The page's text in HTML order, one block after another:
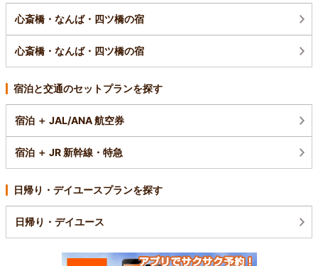
心斎橋・なんば・四ツ橋の宿
心斎橋・なんば・四ツ橋の宿
宿泊と交通のセットプランを探す
宿泊 ＋ JAL/ANA 航空券
宿泊 ＋ JR 新幹線・特急
日帰り・デイユースプランを探す
日帰り・デイユース